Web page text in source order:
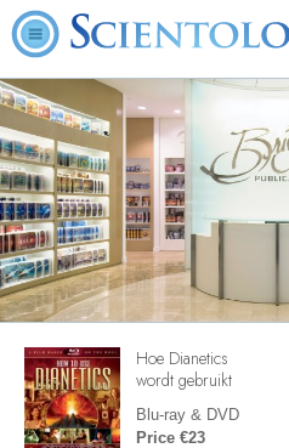
Hoe Dianetics
wordt gebruikt
Blu-ray & DVD
Price €23